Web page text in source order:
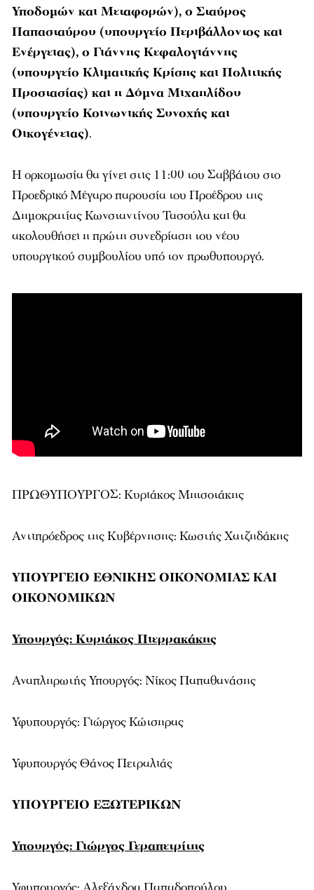
Υποδομών και Μεταφορών), ο Σταύρος
Παπασταύρου (υπουργείο Περιβάλλοντος και
Ενέργειας), ο Γιάννης Κεφαλογιάννης
(υπουργείο Κλιματικής Κρίσης και Πολιτικής
Προστασίας) και η Δόμνα Μιχαηλίδου
(υπουργείο Κοινωνικής Συνοχής και
Οικογένειας).
Η ορκομωσία θα γίνει στις 11:00 του Σαββάτου στο
Προεδρικό Μέγαρο παρουσία του Προέδρου της
Δημοκρατίας Κωνσταντίνου Τασούλα και θα
ακολουθήσει η πρώτη συνεδρίαση του νέου
υπουργικού συμβουλίου υπό τον πρωθυπουργό.
ΠΡΩΘΥΠΟΥΡΓΟΣ: Κυριάκος Μητσοτάκης
Αντιπρόεδρος της Κυβέρνησης: Κωστής Χατζηδάκης
ΥΠΟΥΡΓΕΙΟ ΕΘΝΙΚΗΣ ΟΙΚΟΝΟΜΙΑΣ ΚΑΙ
ΟΙΚΟΝΟΜΙΚΩΝ
Υπουργός: Κυριάκος Πιερρακάκης
Αναπληρωτής Υπουργός: Νίκος Παπαθανάσης
Υφυπουργός: Γιώργος Κώτσηρας
Υφυπουργός Θάνος Πετραλιάς
ΥΠΟΥΡΓΕΙΟ ΕΞΩΤΕΡΙΚΩΝ
Υπουργός: Γιώργος Γεραπετρίτης